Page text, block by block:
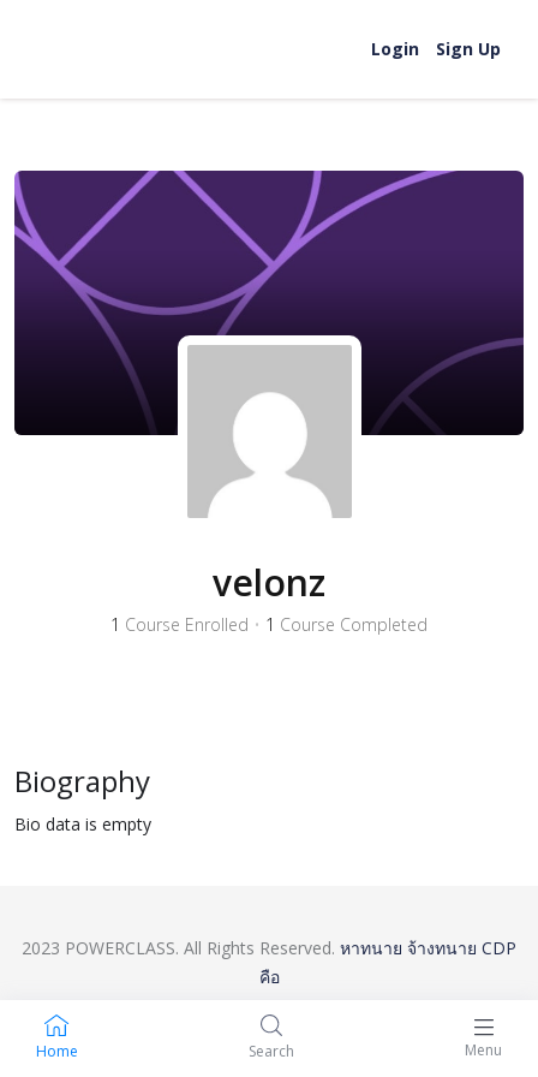
Login
Sign Up
Home Search Menu
velonz
1 Course Enrolled • 1 Course Completed
Biography
Bio data is empty
2023 POWERCLASS. All Rights Reserved. หาทนาย จ้างทนาย CDP
คือ